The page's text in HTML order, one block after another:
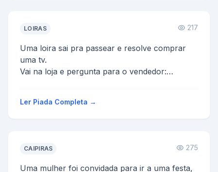
LOIRAS 217
Uma loira sai pra passear e resolve comprar
uma tv.
Vai na loja e pergunta para o vendedor:
-Na...
Ler Piada Completa →
CAIPIRAS 275
Uma mulher foi convidada para ir a uma festa,